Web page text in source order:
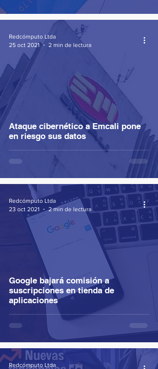
Ataque cibernético a Emcali pone
en riesgo sus datos
Redcómputo Ltda
25 oct 2021
2 min de lectura
Google bajará comisión a
suscripciones en tienda de
aplicaciones
Redcómputo Ltda
23 oct 2021
2 min de lectura
Redcómputo Ltda